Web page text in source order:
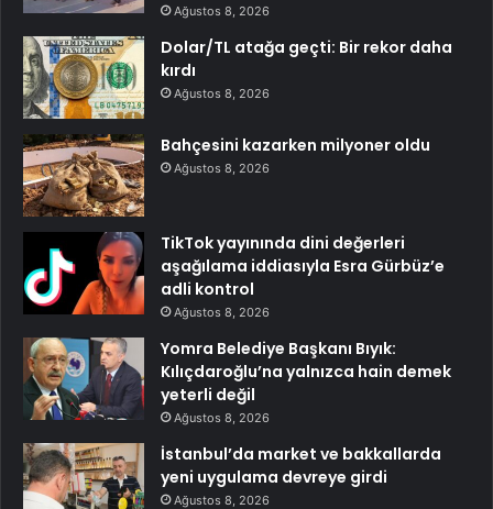
Ağustos 8, 2026
Dolar/TL atağa geçti: Bir rekor daha
kırdı
Ağustos 8, 2026
Bahçesini kazarken milyoner oldu
Ağustos 8, 2026
TikTok yayınında dini değerleri
aşağılama iddiasıyla Esra Gürbüz’e
adli kontrol
Ağustos 8, 2026
Yomra Belediye Başkanı Bıyık:
Kılıçdaroğlu’na yalnızca hain demek
yeterli değil
Ağustos 8, 2026
İstanbul’da market ve bakkallarda
yeni uygulama devreye girdi
Ağustos 8, 2026